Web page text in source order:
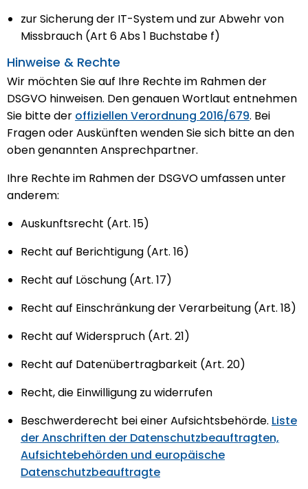
zur Sicherung der IT-System und zur Abwehr von
Missbrauch (Art 6 Abs 1 Buchstabe f)
Hinweise & Rechte
Wir möchten Sie auf Ihre Rechte im Rahmen der
DSGVO hinweisen. Den genauen Wortlaut entnehmen
Sie bitte der offiziellen Verordnung 2016/679. Bei
Fragen oder Auskünften wenden Sie sich bitte an den
oben genannten Ansprechpartner.
Ihre Rechte im Rahmen der DSGVO umfassen unter
anderem:
Auskunftsrecht (Art. 15)
Recht auf Berichtigung (Art. 16)
Recht auf Löschung (Art. 17)
Recht auf Einschränkung der Verarbeitung (Art. 18)
Recht auf Widerspruch (Art. 21)
Recht auf Datenübertragbarkeit (Art. 20)
Recht, die Einwilligung zu widerrufen
Beschwerderecht bei einer Aufsichtsbehörde. Liste
der Anschriften der Datenschutzbeauftragten,
Aufsichtebehörden und europäische
Datenschutzbeauftragte